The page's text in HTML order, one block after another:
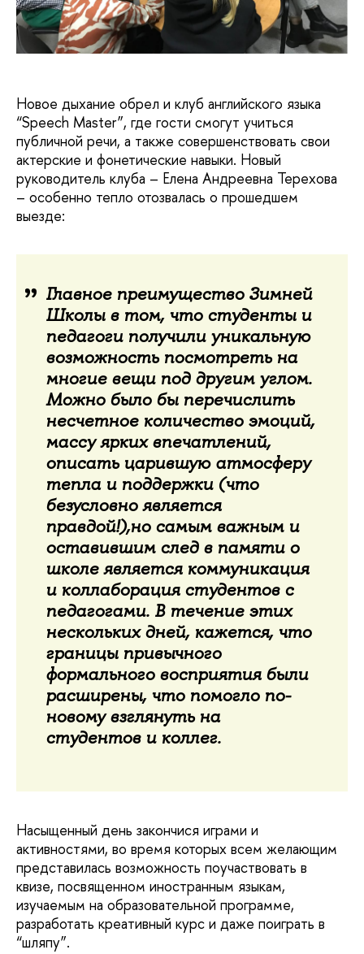
Новое дыхание обрел и клуб английского языка
“Speech Master”, где гости смогут учиться
публичной речи, а также совершенствовать свои
актерские и фонетические навыки. Новый
руководитель клуба – Елена Андреевна Терехова
– особенно тепло отозвалась о прошедшем
выезде:
Главное преимущество Зимней
Школы в том, что студенты и
педагоги получили уникальную
возможность посмотреть на
многие вещи под другим углом.
Можно было бы перечислить
несчетное количество эмоций,
массу ярких впечатлений,
описать царившую атмосферу
тепла и поддержки (что
безусловно является
правдой!),но самым важным и
оставившим след в памяти о
школе является коммуникация
и коллаборация студентов с
педагогами. В течение этих
нескольких дней, кажется, что
границы привычного
формального восприятия были
расширены, что помогло по-
новому взглянуть на
студентов и коллег.
Насыщенный день закончися играми и
активностями, во время которых всем желающим
представилась возможность поучаствовать в
квизе, посвященном иностранным языкам,
изучаемым на образовательной программе,
разработать креативный курс и даже поиграть в
“шляпу”.